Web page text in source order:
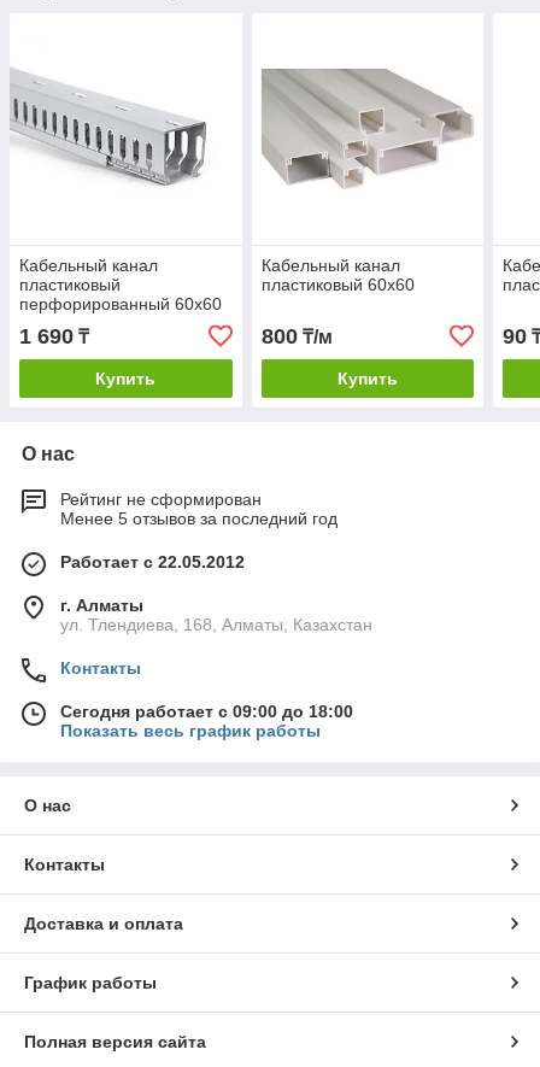
Кабельный канал
пластиковый
перфорированный 60х60
1 690 ₸
Купить
Кабельный канал
пластиковый 60х60
800₸/м
Купить
90
О нас
Рейтинг не сформирован
Менее 5 отзывов за последний год
Работает с 22.05.2012
г. Алматы
ул. Тлендиева, 168, Алматы, Казахстан
Контакты
Сегодня работает с 09:00 до 18:00
Показать весь график работы
О нас
Контакты
Доставка и оплата
График работы
Полная версия сайта